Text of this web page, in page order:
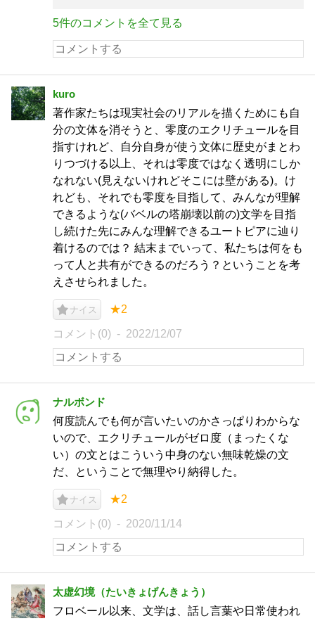
5件のコメントを全て見る
kuro
著作家たちは現実社会のリアルを描くためにも自
分の文体を消そうと、零度のエクリチュールを目
指すけれど、自分自身が使う文体に歴史がまとわ
りつづける以上、それは零度ではなく透明にしか
なれない(見えないけれどそこには壁がある)。け
れども、それでも零度を目指して、みんなが理解
できるような(バベルの塔崩壊以前の)文学を目指
し続けた先にみんな理解できるユートピアに辿り
着けるのでは？ 結末までいって、私たちは何をも
って人と共有ができるのだろう？ということを考
えさせられました。
ナイス ★2
コメント(0) 2022/12/07
ナルボンド
何度読んでも何が言いたいのかさっぱりわからな
いので、エクリチュールがゼロ度（まったくな
い）の文とはこういう中身のない無味乾燥の文
だ、ということで無理やり納得した。
ナイス ★2
コメント(0) 2020/11/14
太虚幻境（たいきょげんきょう）
フロベール以来、文学は、話し言葉や日常使われ